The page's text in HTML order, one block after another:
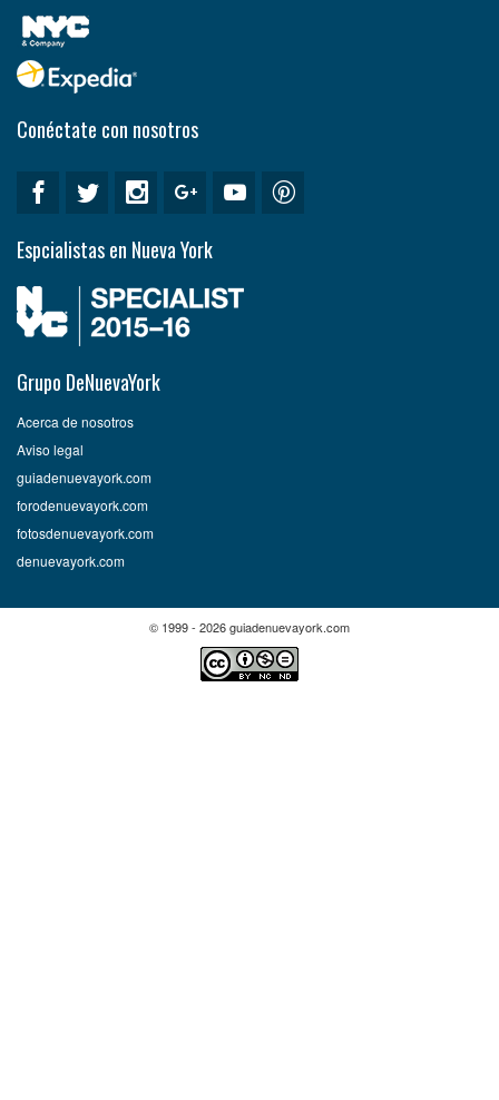
Conéctate con nosotros
Espcialistas en Nueva York
Grupo DeNuevaYork
Acerca de nosotros
Aviso legal
guiadenuevayork.com
forodenuevayork.com
fotosdenuevayork.com
denuevayork.com
© 1999 - 2026 guiadenuevayork.com